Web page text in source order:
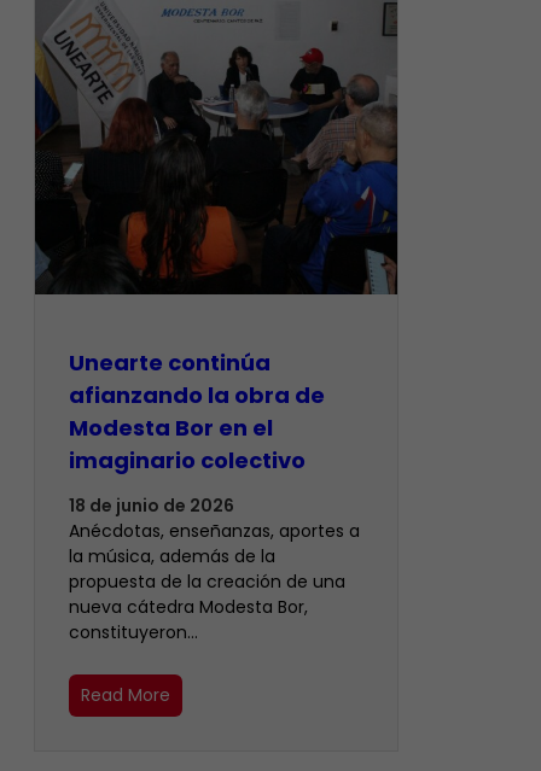
Unearte continúa
afianzando la obra de
Modesta Bor en el
imaginario colectivo
18 de junio de 2026
Anécdotas, enseñanzas, aportes a
la música, además de la
propuesta de la creación de una
nueva cátedra Modesta Bor,
constituyeron…
Read More